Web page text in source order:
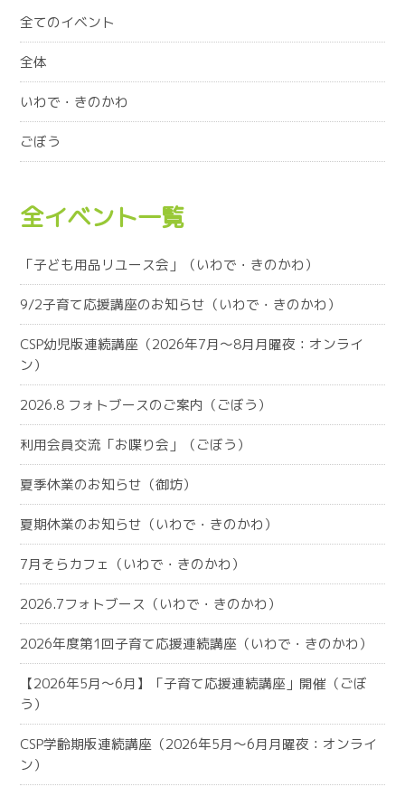
全てのイベント
全体
いわで・きのかわ
ごぼう
全イベント一覧
「子ども用品リユース会」（いわで・きのかわ）
9/2子育て応援講座のお知らせ（いわで・きのかわ）
CSP幼児版連続講座（2026年7月～8月月曜夜：オンライ
ン）
2026.8 フォトブースのご案内（ごぼう）
利用会員交流「お喋り会」（ごぼう）
夏季休業のお知らせ（御坊）
夏期休業のお知らせ（いわで・きのかわ）
7月そらカフェ（いわで・きのかわ）
2026.7フォトブース（いわで・きのかわ）
2026年度第1回子育て応援連続講座（いわで・きのかわ）
【2026年5月～6月】「子育て応援連続講座」開催（ごぼ
う）
CSP学齢期版連続講座（2026年5月～6月月曜夜：オンライ
ン）